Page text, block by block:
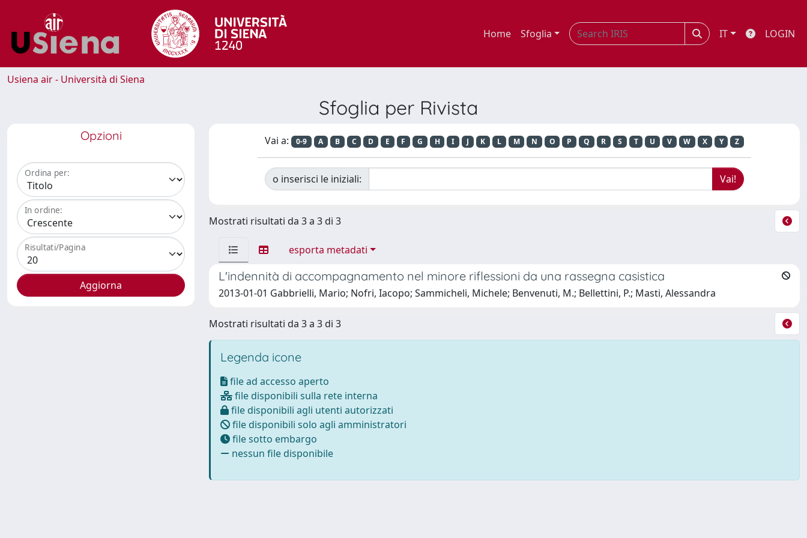
Home Sfoglia IT LOGIN
Usiena air - Università di Siena
Sfoglia per Rivista
Opzioni
Ordina per:
In ordine:
Risultati/Pagina
Vai a: 0-9 A B C D E F G H I J K L M N O P Q R S T U V W X Y Z
o inserisci le iniziali:
Mostrati risultati da 3 a 3 di 3
esporta metadati
L'indennità di accompagnamento nel minore riflessioni da una rassegna casistica
2013-01-01 Gabbrielli, Mario; Nofri, Iacopo; Sammicheli, Michele; Benvenuti, M.; Bellettini, P.; Masti, Alessandra
Mostrati risultati da 3 a 3 di 3
Legenda icone
file ad accesso aperto
file disponibili sulla rete interna
file disponibili agli utenti autorizzati
file disponibili solo agli amministratori
file sotto embargo
nessun file disponibile